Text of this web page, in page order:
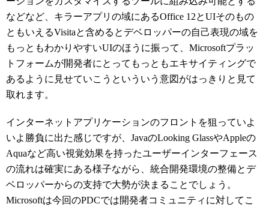
などなど、キラーアプリの域にあるOffice 12とUIそのもの
ともいえるVisitaと含めるとデベロッパーの自己表現の域を
もっともわかりやすいUIのほうに振って、Microsoftプラッ
トフォームが開発者にとってもっともエキサイティングで
あるように見せていこうといういう意図がはっきりと見て
取れます。
インターネットアプリケーションのフロントを狙っていよ
いよ勝負に出た感じですが、JavaのLooking GlassやAppleの
Aquaなど高い視覚効果を持ったユーザーインターフェース
の流れは確実にある様子ながら、統合開発環境の整備とデ
ベロッパーからの支持で大勢が決まることでしょう。
Microsoftは今回のPDCでは開発者コミュニティに対してこ